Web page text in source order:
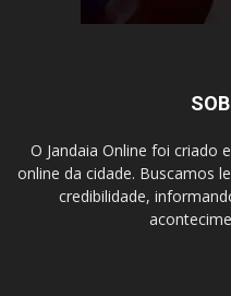
O Jandaia Online foi criado
online da cidade. Buscamos
credibilidade,